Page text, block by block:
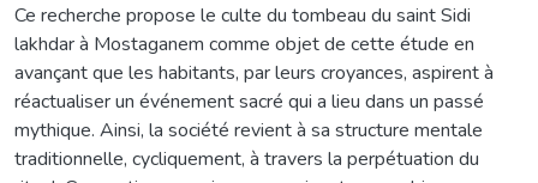
Ce recherche propose le culte du tombeau du saint Sidi
lakhdar à Mostaganem comme objet de cette étude en
avançant que les habitants, par leurs croyances, aspirent à
réactualiser un événement sacré qui a lieu dans un passé
mythique. Ainsi, la société revient à sa structure mentale
traditionnelle, cycliquement, à travers la perpétuation du